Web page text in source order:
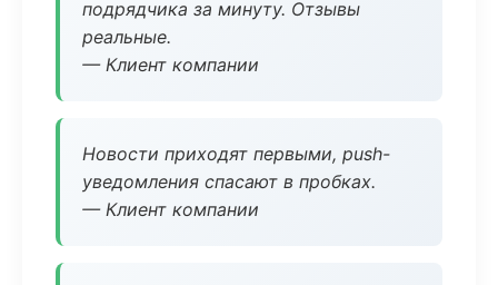
подрядчика за минуту. Отзывы
реальные.
— Клиент компании
Новости приходят первыми, push-
уведомления спасают в пробках.
— Клиент компании